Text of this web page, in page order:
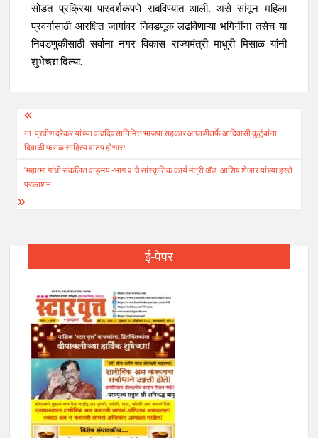
सोडत प्रक्रिया पारदर्शकपणे राबविण्यात आली, असे सांगून महिला
प्रवर्गासाठी आरक्षित जागांवर निवडणूक लढविणाऱ्या भगिनींना तसेच या
निवडणुकीसाठी सर्वांना नगर विकास राज्यमंत्री माधुरी मिसाळ यांनी
शुभेच्छा दिल्या.
Post
navigation
ना. प्रवीण दरेकर यांच्या वाढदिवसानिमित्त भाजपा सहकार आघाडीतर्फे आदिवासी कुटुंबांना
दिवाळी फराळ साहित्य वाटप होणार!
‘महात्मा गांधी संकलित वाङ्मय -भाग २’चे सांस्कृतिक कार्य मंत्री ॲड. आशिष शेलार यांच्या हस्ते
प्रकाशन
ई-पेपर